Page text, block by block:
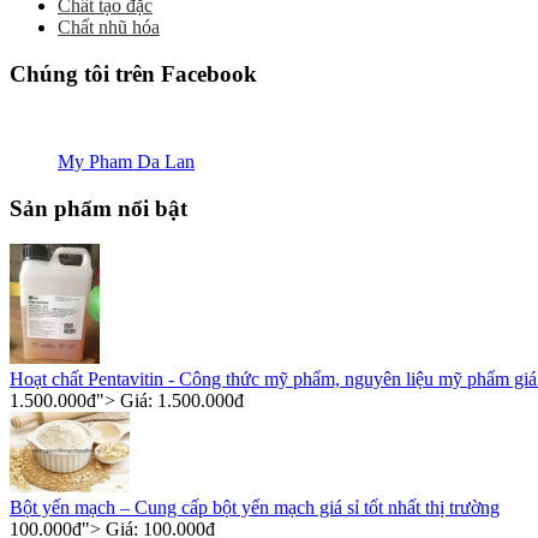
Chất tạo đặc
Chất nhũ hóa
Chúng tôi trên Facebook
My Pham Da Lan
Sản phẩm nổi bật
Hoạt chất Pentavitin - Công thức mỹ phẩm, nguyên liệu mỹ phẩm
1.500.000đ"> Giá: 1.500.000đ
Bột yến mạch – Cung cấp bột yến mạch giá sỉ tốt nhất thị trường
100.000đ"> Giá: 100.000đ